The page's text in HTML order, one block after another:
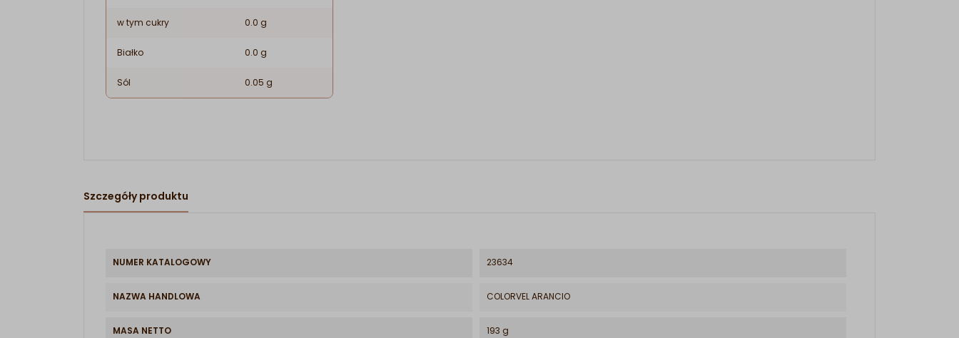
w tym cukry 0.0 g
Białko 0.0 g
Sól 0.05 g
Szczegóły produktu
NUMER KATALOGOWY 23634
NAZWA HANDLOWA COLORVEL ARANCIO
MASA NETTO 193 g